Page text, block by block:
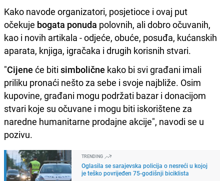
Kako navode organizatori, posjetioce i ovaj put
očekuje bogata ponuda polovnih, ali dobro očuvanih,
kao i novih artikala - odjeće, obuće, posuđa, kućanskih
aparata, knjiga, igračaka i drugih korisnih stvari.
"Cijene će biti simbolične kako bi svi građani imali
priliku pronaći nešto za sebe i svoje najbliže. Osim
kupovine, građani mogu podržati bazar i donacijom
stvari koje su očuvane i mogu biti iskorištene za
naredne humanitarne prodajne akcije", navodi se u
pozivu.
TRENDING
Oglasila se sarajevska policija o nesreći u kojoj
je teško povrijeđen 75-godišnji biciklista